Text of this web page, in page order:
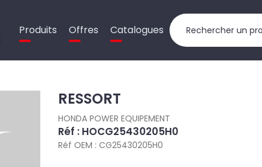
Produits Offres Catalogues
RESSORT
HONDA POWER EQUIPEMENT
Réf : HOCG25430205H0
Réf OEM : CG25430205H0